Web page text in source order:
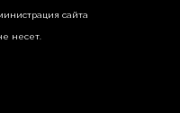
сайта
несет.